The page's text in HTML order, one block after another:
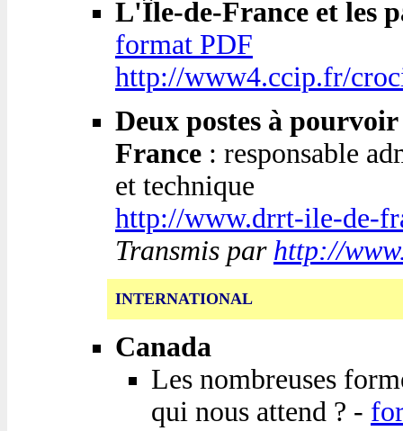
L'Île-de-France et les
format PDF
http://www4.ccip.fr/
Deux postes à
France : responsable
et technique
http://www.drrt-ile-de-
Transmis par http://
INTERNATIONAL
Canada
Les nombreuses
qui nous attend ? -